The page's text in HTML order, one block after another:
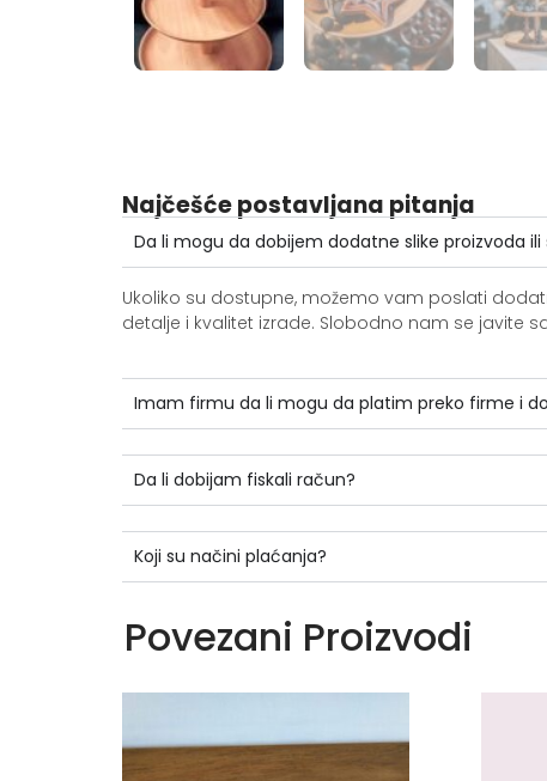
Najčešće postavljana pitanja
Da li mogu da dobijem dodatne slike proizvoda ili
Ukoliko su dostupne, možemo vam poslati
detalje i kvalitet izrade. Slobodno nam se javite
Imam firmu da li mogu da platim preko firme i
Da li dobijam fiskali račun?
Koji su načini plaćanja?
Povezani Proizvodi